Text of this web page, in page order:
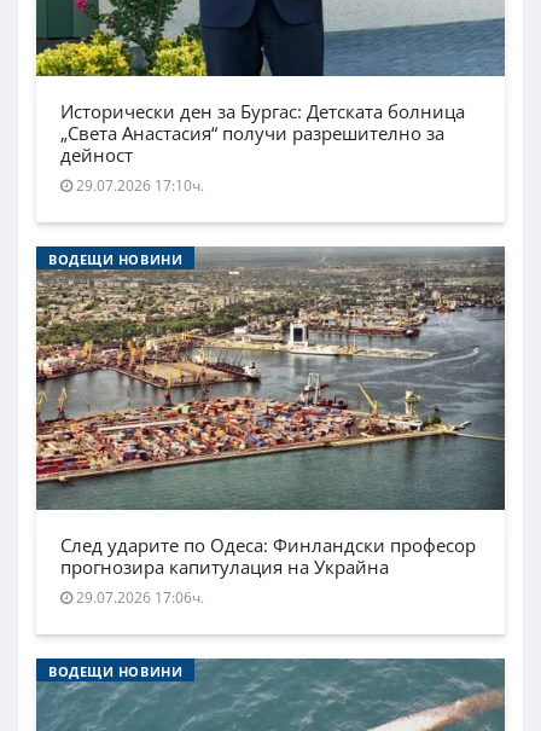
Исторически ден за Бургас: Детската болница
„Света Анастасия“ получи разрешително за
дейност
29.07.2026 17:10ч.
ВОДЕЩИ НОВИНИ
След ударите по Одеса: Финландски професор
прогнозира капитулация на Украйна
29.07.2026 17:06ч.
ВОДЕЩИ НОВИНИ